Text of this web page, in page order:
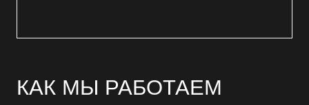
КАК МЫ РАБОТАЕМ